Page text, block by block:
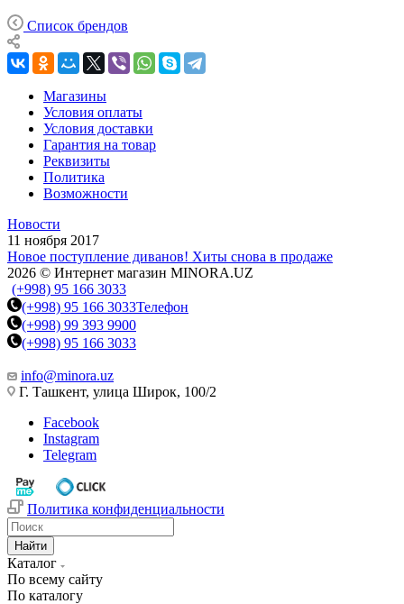
Список брендов
Магазины
Условия оплаты
Условия доставки
Гарантия на товар
Реквизиты
Политика
Возможности
Новости
11 ноября 2017
Новое поступление диванов! Хиты снова в продаже
2026 © Интернет магазин MINORA.UZ
(+998) 95 166 3033
(+998) 95 166 3033Телефон
(+998) 99 393 9900
(+998) 95 166 3033
info@minora.uz
Г. Ташкент, улица Широк, 100/2
Facebook
Instagram
Telegram
Политика конфиденциальности
Найти
Каталог
По всему сайту
По каталогу